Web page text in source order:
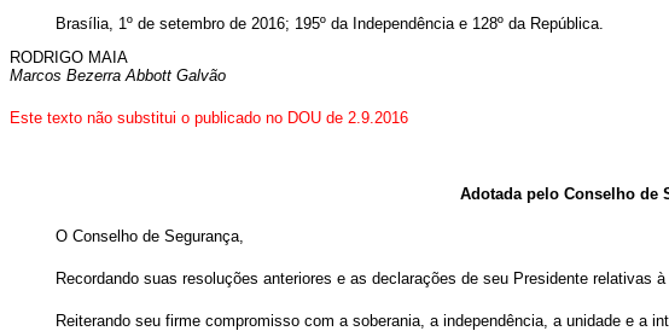
Brasília, 1º de setembro de 2016; 195º da Independência e 128º da República.
RODRIGO MAIA
Marcos Bezerra Abbott Galvão
Este texto não substitui o publicado no DOU de 2.9.2016
Adotada pelo Conselho de
O Conselho de Segurança,
Recordando suas resoluções anteriores e as declarações de seu Presidente relativas
Reiterando seu firme compromisso com a soberania, a independência, a unidade e a